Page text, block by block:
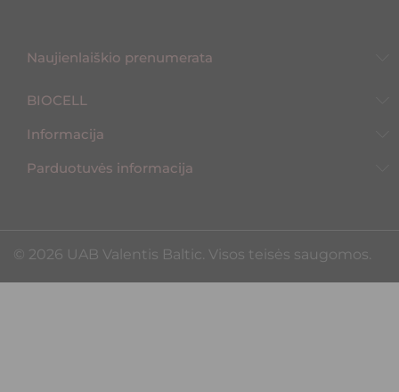
Naujienlaiškio prenumerata
BIOCELL
Informacija
Parduotuvės informacija
©️ 2026 UAB Valentis Baltic. Visos teisės saugomos.